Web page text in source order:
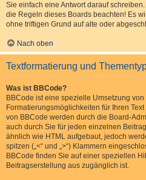
Sie einfach eine Antwort darauf
die Regeln dieses Boards beachten! Es
ohne triftigen Grund auf alte oder
Nach oben
Textformatierung und
Was ist BBCode?
BBCode ist eine spezielle Umsetzung
Formatierungsmöglichkeiten für Ihren
von BBCode werden durch die Board-
auch durch Sie für jeden einzelnen
ähnlich wie HTML aufgebaut, jedoch
spitzen („<“ und „>“) Klammern
BBCode finden Sie auf einer speziellen
Beitragserstellung aus zugänglich ist.